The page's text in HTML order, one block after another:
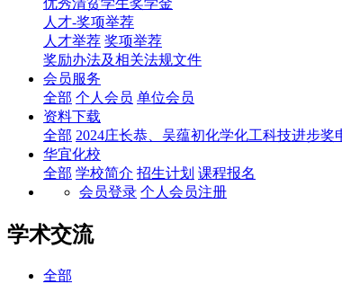
优秀清贫学生奖学金
人才-奖项举荐
人才举荐 奖项举荐
奖励办法及相关法规文件
会员服务
全部 个人会员 单位会员
资料下载
全部 2024庄长恭、吴蕴初化学化工科技进步奖
华宜化校
全部 学校简介 招生计划 课程报名
会员登录 个人会员注册
学术交流
全部